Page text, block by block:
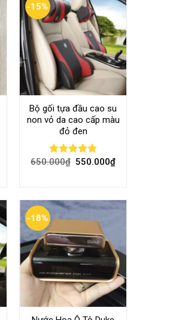
-15%
Bộ gối tựa đầu cao su
non vỏ da cao cấp màu
đỏ đen
Rated4.80
650.000₫ 550.000₫
-18%